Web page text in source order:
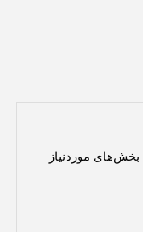
بخش‌های موردنیاز